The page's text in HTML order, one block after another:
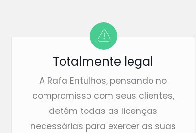
Totalmente legal
A Rafa Entulhos, pensando no
compromisso com seus clientes,
detém todas as licenças
necessárias para exercer as suas